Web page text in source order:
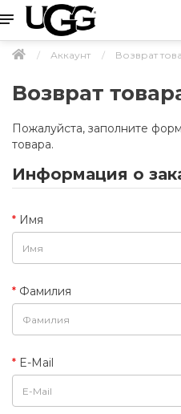
Аккаунт Возврат
Возврат
Пожалуйста, заполните
товара.
Информация о
Имя
Фамилия
E-Mail